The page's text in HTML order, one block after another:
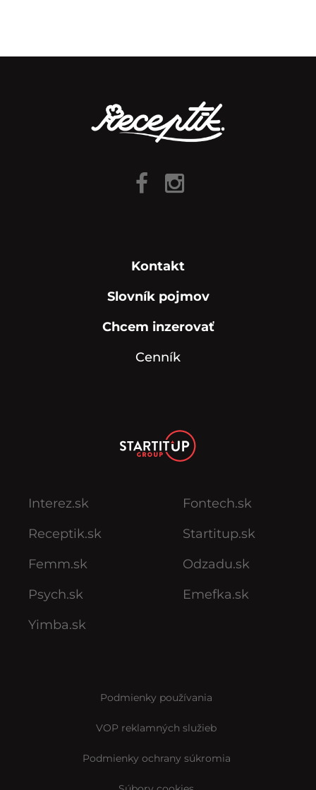
Kontakt
Slovník pojmov
Chcem inzerovať
Cenník
Interez.sk
Receptik.sk
Femm.sk
Psych.sk
Yimba.sk
Fontech.sk
Startitup.sk
Odzadu.sk
Emefka.sk
Podmienky používania
VOP reklamných služieb
Podmienky ochrany súkromia